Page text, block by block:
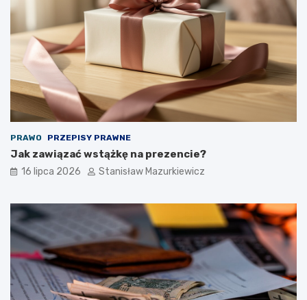
PRAWO PRZEPISY PRAWNE
Jak zawiązać wstążkę na prezencie?
16 lipca 2026 Stanisław Mazurkiewicz